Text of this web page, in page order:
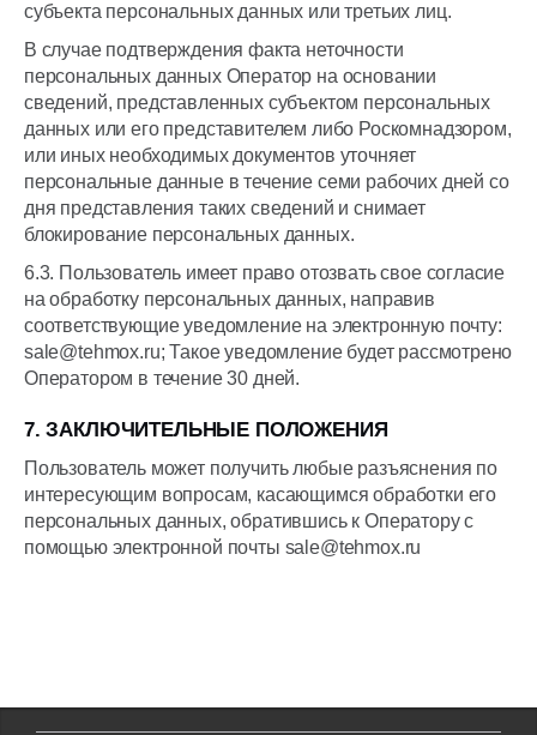
субъекта персональных данных или третьих лиц.
В случае подтверждения факта неточности
персональных данных Оператор на основании
сведений, представленных субъектом персональных
данных или его представителем либо Роскомнадзором,
или иных необходимых документов уточняет
персональные данные в течение семи рабочих дней со
дня представления таких сведений и снимает
блокирование персональных данных.
6.3. Пользователь имеет право отозвать свое согласие
на обработку персональных данных, направив
соответствующие уведомление на электронную почту:
sale@tehmox.ru; Такое уведомление будет рассмотрено
Оператором в течение 30 дней.
7. ЗАКЛЮЧИТЕЛЬНЫЕ ПОЛОЖЕНИЯ
Пользователь может получить любые разъяснения по
интересующим вопросам, касающимся обработки его
персональных данных, обратившись к Оператору с
помощью электронной почты sale@tehmox.ru